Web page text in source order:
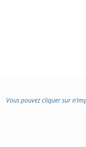
Vous pouvez cliquer sur